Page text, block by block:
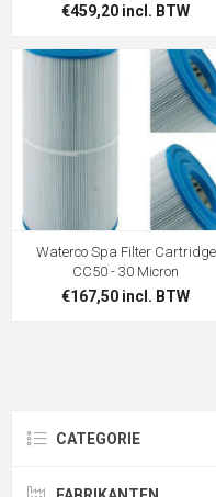
€459,20 incl. BTW
Waterco Spa Filter Cartridge
CC50 - 30 Micron
€167,50 incl. BTW
CATEGORIE